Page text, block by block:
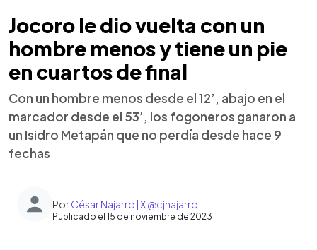
Jocoro le dio vuelta con un
hombre menos y tiene un pie
en cuartos de final
Con un hombre menos desde el 12’, abajo en el
marcador desde el 53’, los fogoneros ganaron a
un Isidro Metapán que no perdía desde hace 9
fechas
PorCésar Najarro | X @cjnajarro
Publicado el 15 de noviembre de 2023